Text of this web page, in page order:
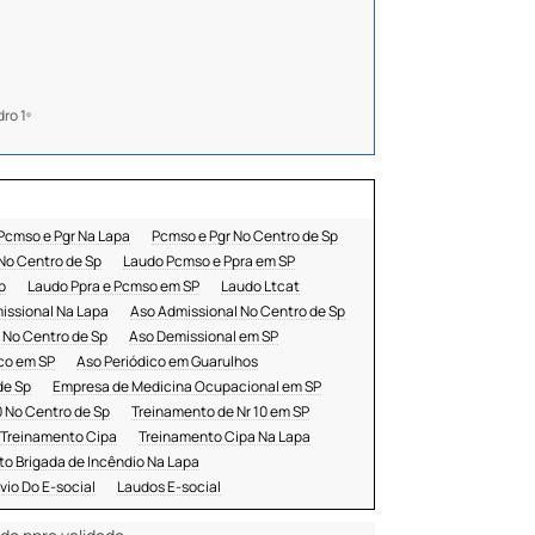
1º
e Pgr Na Lapa
Pcmso e Pgr No Centro de Sp
Centro de Sp
Laudo Pcmso e Ppra em SP
Laudo Ppra e Pcmso em SP
Laudo Ltcat
Na Lapa
Aso Admissional No Centro de Sp
Centro de Sp
Aso Demissional em SP
em SP
Aso Periódico em Guarulhos
Sp
Empresa de Medicina Ocupacional em SP
No Centro de Sp
Treinamento de Nr 10 em SP
Treinamento Cipa
Treinamento Cipa Na Lapa
Brigada de Incêndio Na Lapa
Do E-social Laudos E-social